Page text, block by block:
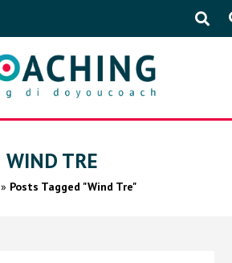
CONVERSAZIONI
WIND TRE
» Posts Tagged "Wind Tre"